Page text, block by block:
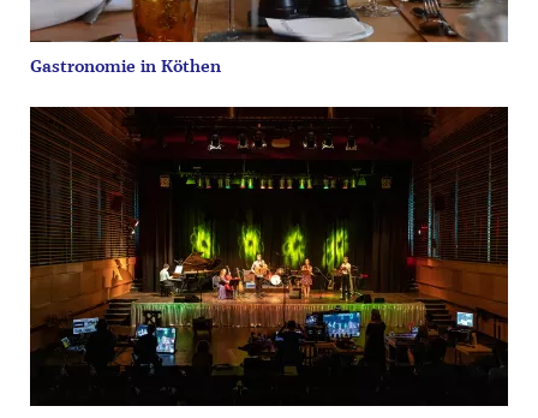
Gastronomie in Köthen